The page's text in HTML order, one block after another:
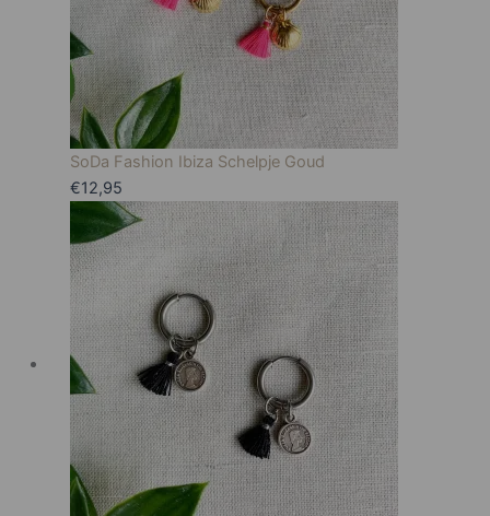
SoDa Fashion Ibiza Schelpje Goud
€12,95